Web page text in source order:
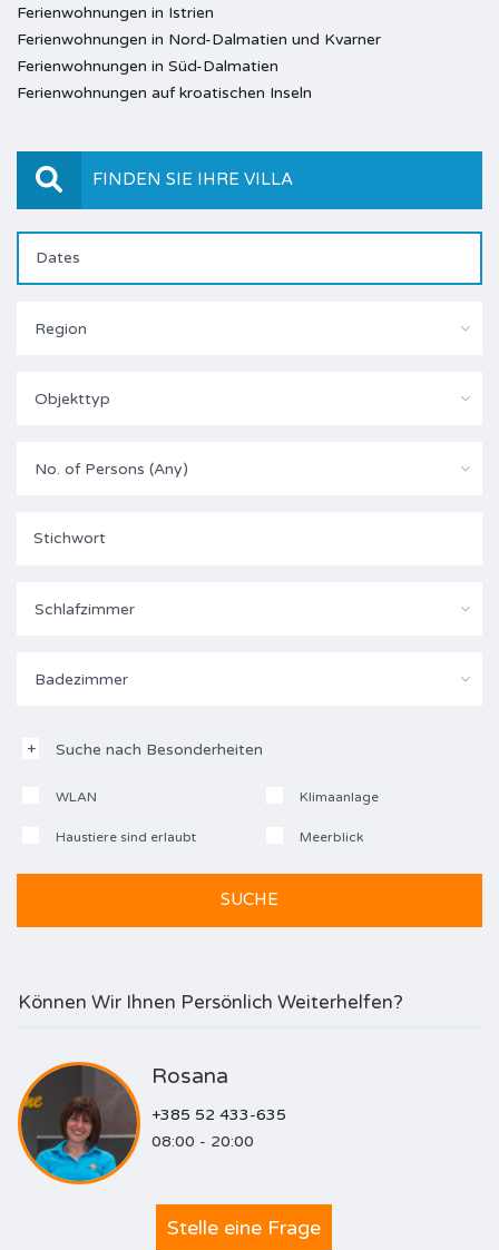
Ferienwohnungen in Istrien
Ferienwohnungen in Nord-Dalmatien und Kvarner
Ferienwohnungen in Süd-Dalmatien
Ferienwohnungen auf kroatischen Inseln
FINDEN SIE IHRE VILLA
Region
Objekttyp
No. of Persons (Any)
Schlafzimmer
Badezimmer
Suche nach Besonderheiten
WLAN Klimaanlage
Haustiere sind erlaubt Meerblick
Können Wir Ihnen Persönlich Weiterhelfen?
Rosana
+385 52 433-635
08:00 - 20:00
Stelle eine Frage